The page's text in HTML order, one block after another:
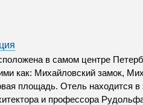
в самом центре
как: Михайловский замок,
площадь. Отель находится в
и профессора